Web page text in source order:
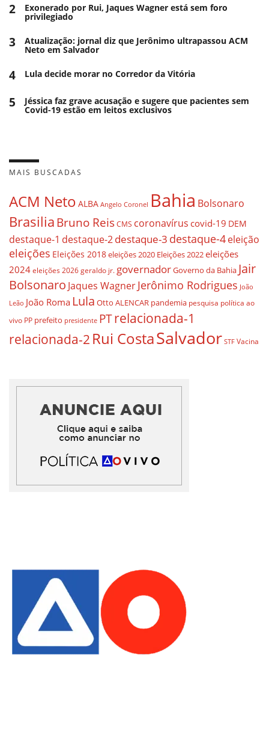
2 Exonerado por Rui, Jaques Wagner está sem foro
privilegiado
3 Atualização: jornal diz que Jerônimo ultrapassou ACM
Neto em Salvador
4 Lula decide morar no Corredor da Vitória
5 Jéssica faz grave acusação e sugere que pacientes sem
Covid-19 estão em leitos exclusivos
MAIS BUSCADAS
ACM Neto ALBA Angelo Coronel Bahia Bolsonaro
BrasiliaBruno ReisCMS coronavírus covid-19 DEM
destaque-1 destaque-2destaque-3 destaque-4eleição
eleições Eleições 2018eleições 2020 Eleições 2022eleições
2024 eleições 2026 geraldo jr. governadorGoverno da Bahia Jair
Bolsonaro Jaques WagnerJerônimo Rodrigues João
Leão João Roma Lula Otto ALENCAR pandemia pesquisa política ao
vivo PP prefeito presidente PTrelacionada-1
relacionada-2 Rui CostaSalvador STF Vacina